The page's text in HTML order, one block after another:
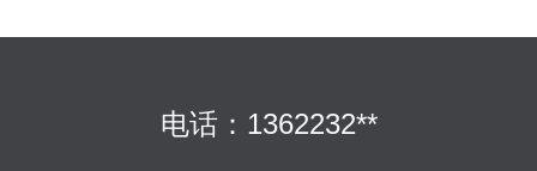
电话：1362232**